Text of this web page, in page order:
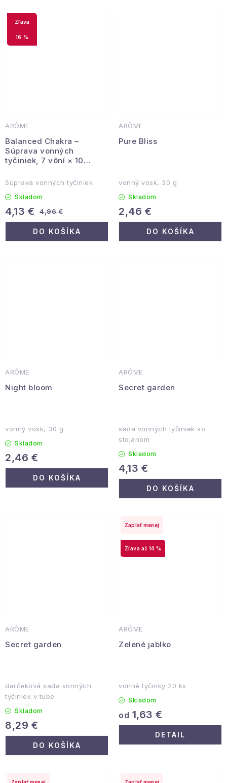
ARÔME
Balanced Chakra –
Súprava vonných
tyčiniek, 7 vôní × 10
16 %
Súprava vonných tyčiniek
Skladom
4,13 € 4,96 €
DO KOŠÍKA
ARÔME
Pure Bliss
vonný vosk, 30 g
Skladom
2,46 €
DO KOŠÍKA
ARÔME
Night bloom
vonný vosk, 30 g
Skladom
2,46 €
DO KOŠÍKA
ARÔME
Secret garden
sada vonných tyčiniek so
stojanom
Skladom
4,13 €
DO KOŠÍKA
ARÔME
Secret garden
darčeková sada vonných
tyčiniek v tube
Skladom
8,29 €
DO KOŠÍKA
ARÔME
Zelené jablko
až 14 %
Zaplať menej
vonné tyčinky 20 ks
Skladom
od 1,63 €
DETAIL